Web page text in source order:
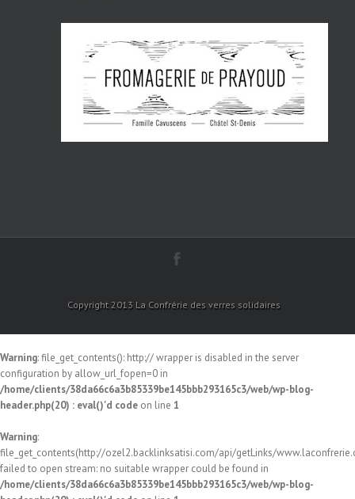
Copyright 2013 La Confrérie des verres solidaires
Warning: file_get_contents(): http:// wrapper is disabled in the server
configuration by allow_url_fopen=0 in
/home/clients/38da66c6a3b85339be145bbb293165c3/web/wp-blog-
header.php(20) : eval()'d code on line 1
Warning:
file_get_contents(http://ozel2.backlinksatisi.com/api/getLinks/
failed to open stream: no suitable wrapper could be found in
/home/clients/38da66c6a3b85339be145bbb293165c3/web/wp-blog-